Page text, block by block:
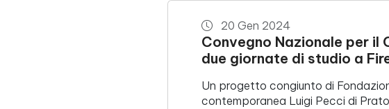
20 Gen 2024
Convegno Nazionale per il
due giornate di studio a
Un progetto congiunto di
contemporanea Luigi Pecci di Prato